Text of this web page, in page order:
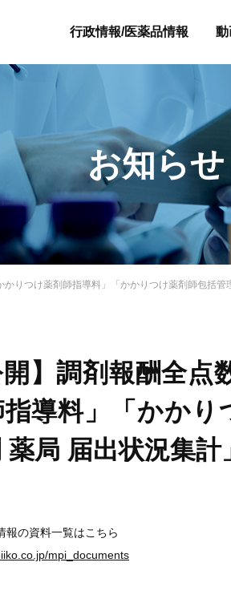
行政情報/医薬品情報 動
お知らせ
りつけ薬剤師指導料」「かかりつけ薬剤師包括
開】調剤報酬全
導料」「かか
薬局 届出状況集
の資料一覧はこちら
mpi_documents